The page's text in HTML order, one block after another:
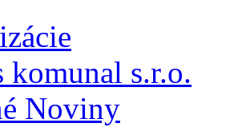
komunal s.r.o.
Noviny